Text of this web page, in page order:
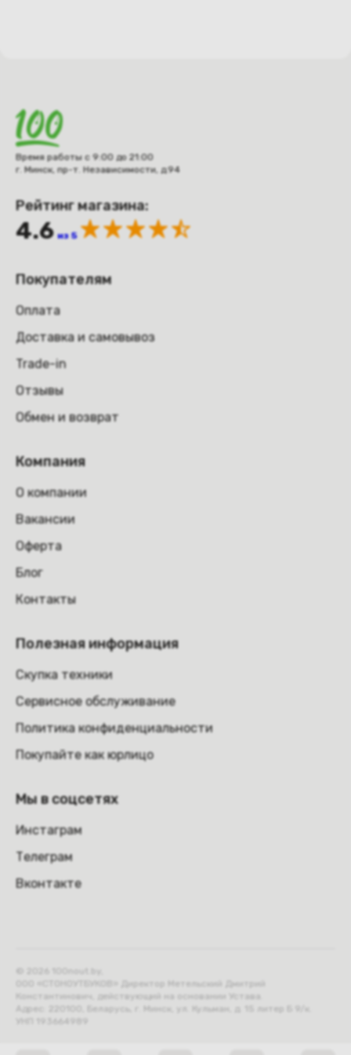
Время работы с 9:00 до 21:00
г. Минск, пр-т. Независимости, д.94
Рейтинг магазина:
4.6 из 5
Покупателям
Оплата
Доставка и самовывоз
Trade-in
Отзывы
Обмен и возврат
Компания
О компании
Вакансии
Оферта
Блог
Контакты
Полезная информация
Скупка техники
Сервисное обслуживание
Политика конфиденциальности
Покупайте как юрлицо
Мы в соцсетях
Инстаграм
Телеграм
Вконтакте
ООО «СТОНОУТБУКОВ» Директор Метельский Дмитрий
Константинович, действующий на основании Устава.
Адрес: 220100, Беларусь, г. Минск, ул. Кульман, д. 15 литер Б 9/к.